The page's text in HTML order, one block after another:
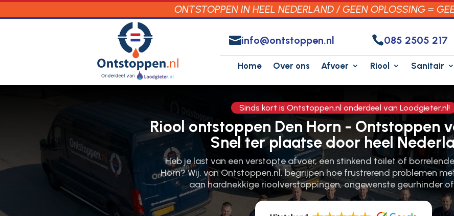
ONTSTOPPEN IN HEEL NEDERLAND / GEEN OPLOSSING =
info@ontstoppen.nl 085 2505 217
Home Over ons Afvoer Riool Sanitair
Sinds kort is Ontstoppen.nl onderdeel van Loodgieter.nl!
Riool ontstoppen Den Horn - Ontstoppen
Snel ter plaatse door heel
Heb je last van een verstopte afvoer, een stinkend toilet of
Horn? Wij, van Ontstoppen.​nl, begrijpen hoe frustrerend problemen
aan hardnekkige rioolverstoppingen, ongewenste geurhinder